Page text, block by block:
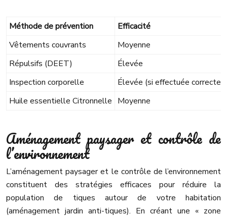
Méthode de prévention
Efficacité
Vêtements couvrants
Moyenne
Répulsifs (DEET)
Élevée
Inspection corporelle
Élevée (si effectuée
Huile essentielle Citronnelle Moyenne
Aménagement paysager et contrôle de
l’environnement
L’aménagement paysager et le contrôle de l’environnement
constituent des stratégies efficaces pour réduire la
population de tiques autour de votre habitation
(aménagement jardin anti-tiques). En créant une « zone